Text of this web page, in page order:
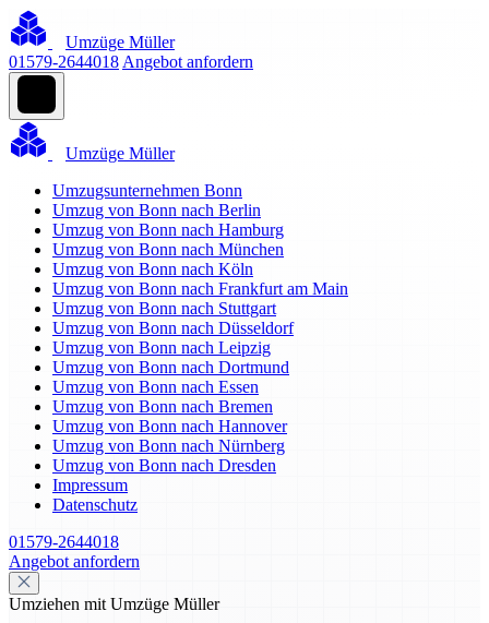
Umzüge Müller
01579-2644018 Angebot anfordern
Umzüge Müller
Umzugsunternehmen Bonn
Umzug von Bonn nach Berlin
Umzug von Bonn nach Hamburg
Umzug von Bonn nach München
Umzug von Bonn nach Köln
Umzug von Bonn nach Frankfurt am Main
Umzug von Bonn nach Stuttgart
Umzug von Bonn nach Düsseldorf
Umzug von Bonn nach Leipzig
Umzug von Bonn nach Dortmund
Umzug von Bonn nach Essen
Umzug von Bonn nach Bremen
Umzug von Bonn nach Hannover
Umzug von Bonn nach Nürnberg
Umzug von Bonn nach Dresden
Impressum
Datenschutz
01579-2644018
Angebot anfordern
Umziehen mit Umzüge Müller